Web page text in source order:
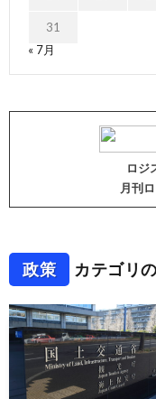
31
« 7月
ロジ
月刊
政策 カテゴリ